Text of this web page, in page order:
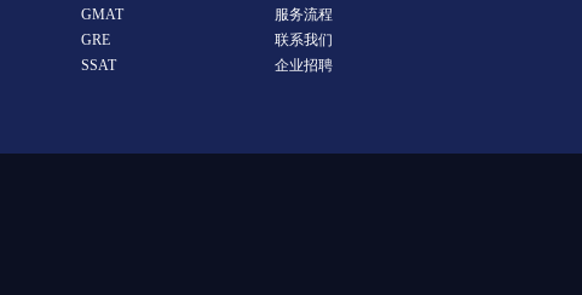
GMAT
GRE
SSAT
服务流程
联系我们
企业招聘